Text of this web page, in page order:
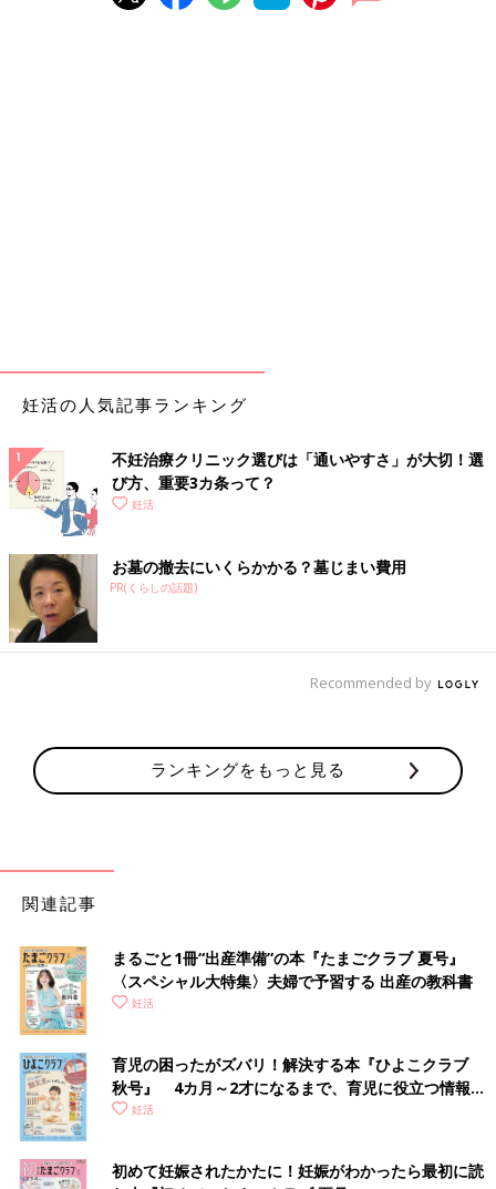
妊活の人気記事ランキング
不妊治療クリニック選びは「通いやすさ」が大切！選
び方、重要3カ条って？
妊活
お墓の撤去にいくらかかる？墓じまい費用
PR(くらしの話題)
Recommended by
ランキングをもっと見る
関連記事
まるごと1冊“出産準備”の本『たまごクラブ 夏号』
〈スペシャル大特集〉夫婦で予習する 出産の教科書
妊活
育児の困ったがズバリ！解決する本『ひよこクラブ
秋号』 4カ月～2才になるまで、育児に役立つ情報が
いっぱい！
妊活
初めて妊娠されたかたに！妊娠がわかったら最初に読